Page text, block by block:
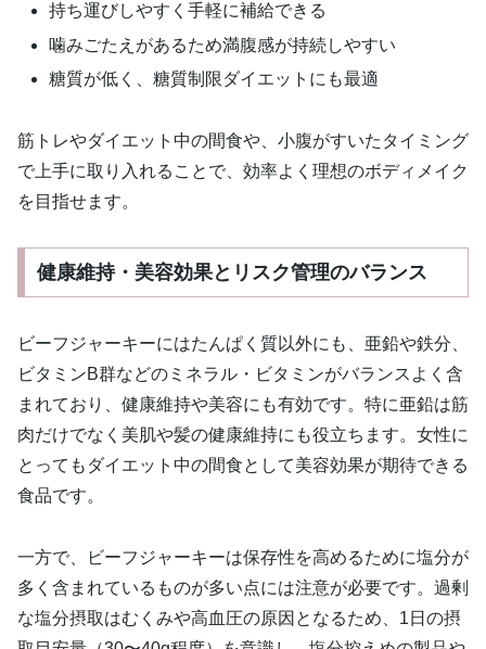
持ち運びしやすく手軽に補給できる
噛みごたえがあるため満腹感が持続しやすい
糖質が低く、糖質制限ダイエットにも最適
筋トレやダイエット中の間食や、小腹がすいたタイミング
で上手に取り入れることで、効率よく理想のボディメイク
を目指せます。
健康維持・美容効果とリスク管理のバランス
ビーフジャーキーにはたんぱく質以外にも、亜鉛や鉄分、
ビタミンB群などのミネラル・ビタミンがバランスよく含
まれており、健康維持や美容にも有効です。特に亜鉛は筋
肉だけでなく美肌や髪の健康維持にも役立ちます。女性に
とってもダイエット中の間食として美容効果が期待できる
食品です。
一方で、ビーフジャーキーは保存性を高めるために塩分が
多く含まれているものが多い点には注意が必要です。過剰
な塩分摂取はむくみや高血圧の原因となるため、1日の摂